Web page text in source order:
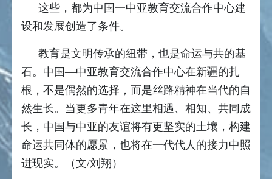
这些，都为中国一中亚教育交流合作中心建
设和发展创造了条件。
教育是文明传承的纽带，也是命运与共的基
石。中国—中亚教育交流合作中心在新疆的扎
根，不是偶然的选择，而是丝路精神在当代的自
然生长。当更多青年在这里相遇、相知、共同成
长，中国与中亚的友谊将有更坚实的土壤，构建
命运共同体的愿景，也将在一代代人的接力中照
进现实。（文/刘翔）